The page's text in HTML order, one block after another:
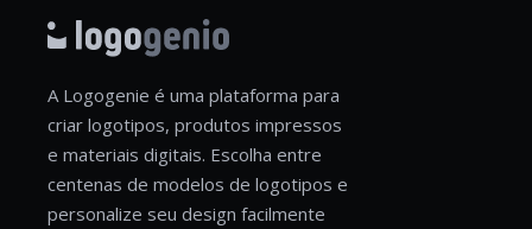
A Logogenie é uma plataforma para
criar logotipos, produtos impressos
e materiais digitais. Escolha entre
centenas de modelos de logotipos e
personalize seu design facilmente